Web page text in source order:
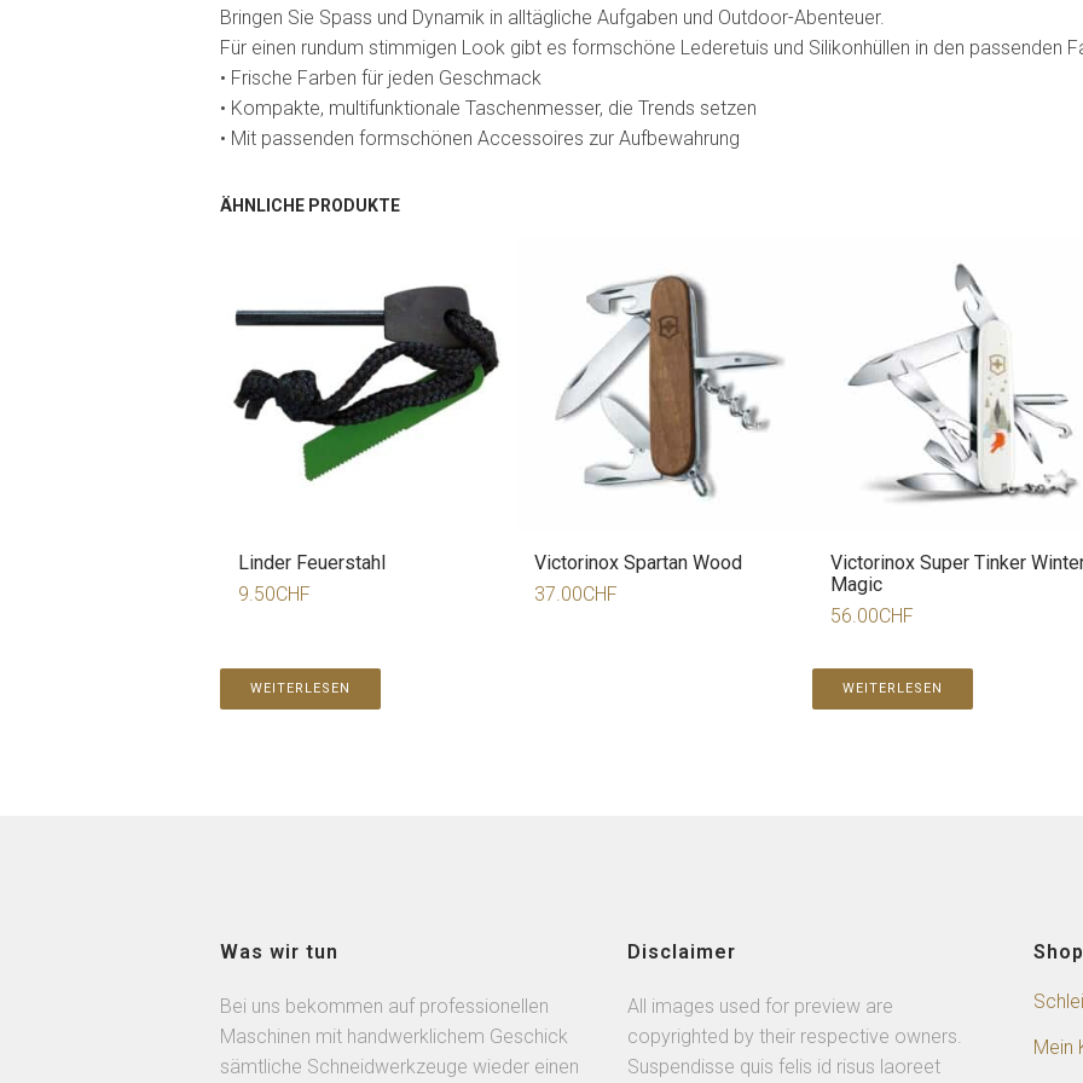
Bringen Sie Spass und Dynamik in alltägliche Aufgaben und Outdoor-Abenteuer.
Für einen rundum stimmigen Look gibt es formschöne Lederetuis und Silikonhüllen in den passenden
• Frische Farben für jeden Geschmack
• Kompakte, multifunktionale Taschenmesser, die Trends setzen
• Mit passenden formschönen Accessoires zur Aufbewahrung
ÄHNLICHE PRODUKTE
Linder Feuerstahl
9.50CHF
WEITERLESEN
Victorinox Spartan Wood
37.00CHF
Victorinox Super Tinker
Magic
56.00CHF
WEITERLESEN
Was wir tun
Bei uns bekommen auf professionellen
Maschinen mit handwerklichem Geschick
sämtliche Schneidwerkzeuge wieder einen
Disclaimer
All images used for preview are
copyrighted by their respective owners.
Suspendisse quis felis id risus laoreet
Shop
Mein